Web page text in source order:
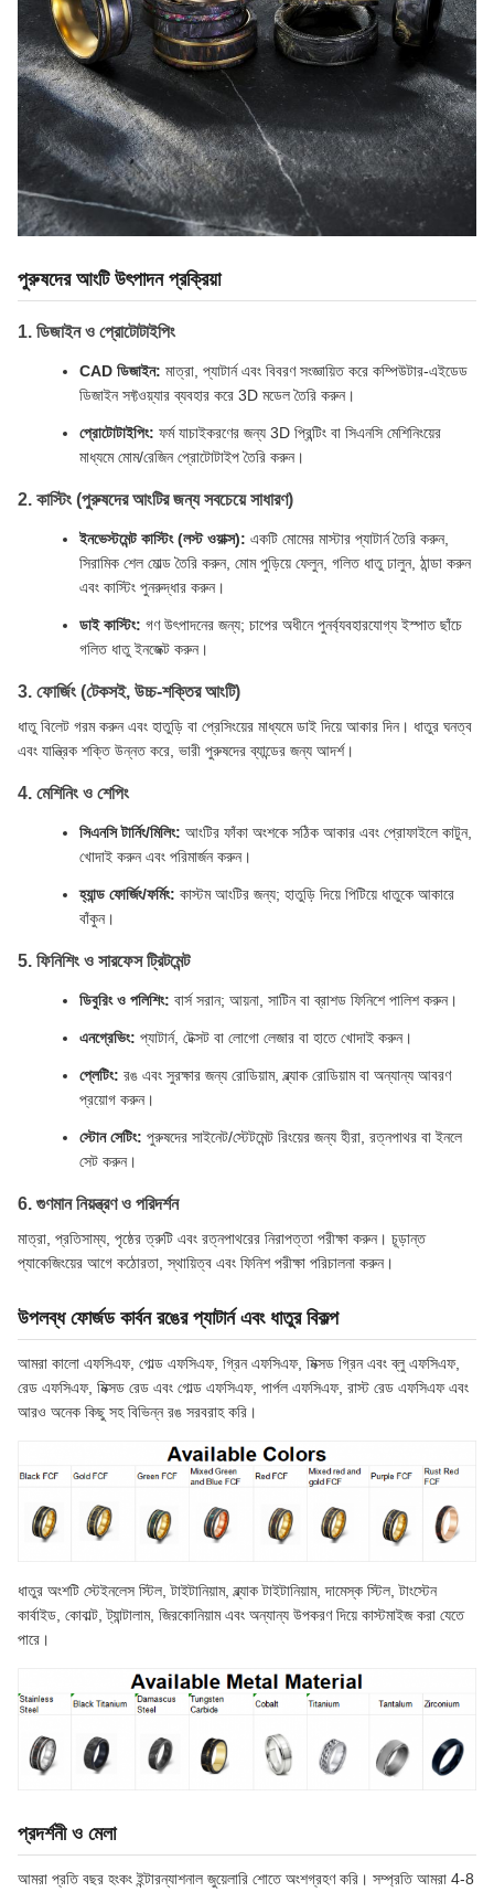
পুরুষদের আংটি উৎপাদন প্রক্রিয়া
1. ডিজাইন ও প্রোটোটাইপিং
CAD ডিজাইন: মাত্রা, প্যাটার্ন এবং বিবরণ সংজ্ঞায়িত করে কম্পিউটার-এইডেড
ডিজাইন সফ্টওয়্যার ব্যবহার করে 3D মডেল তৈরি করুন।
প্রোটোটাইপিং: ফর্ম যাচাইকরণের জন্য 3D প্রিন্টিং বা সিএনসি মেশিনিংয়ের
মাধ্যমে মোম/রেজিন প্রোটোটাইপ তৈরি করুন।
2. কাস্টিং (পুরুষদের আংটির জন্য সবচেয়ে সাধারণ)
ইনভেস্টমেন্ট কাস্টিং (লস্ট ওয়াক্স): একটি মোমের মাস্টার প্যাটার্ন তৈরি করুন,
সিরামিক শেল মোল্ড তৈরি করুন, মোম পুড়িয়ে ফেলুন, গলিত ধাতু ঢালুন, ঠান্ডা করুন
এবং কাস্টিং পুনরুদ্ধার করুন।
ডাই কাস্টিং: গণ উৎপাদনের জন্য; চাপের অধীনে পুনর্ব্যবহারযোগ্য ইস্পাত ছাঁচে
গলিত ধাতু ইনজেক্ট করুন।
3. ফোর্জিং (টেকসই, উচ্চ-শক্তির আংটি)
ধাতু বিলেট গরম করুন এবং হাতুড়ি বা প্রেসিংয়ের মাধ্যমে ডাই দিয়ে আকার দিন। ধাতুর ঘনত্ব
এবং যান্ত্রিক শক্তি উন্নত করে, ভারী পুরুষদের ব্যান্ডের জন্য আদর্শ।
4. মেশিনিং ও শেপিং
সিএনসি টার্নিং/মিলিং: আংটির ফাঁকা অংশকে সঠিক আকার এবং প্রোফাইলে কাটুন,
খোদাই করুন এবং পরিমার্জন করুন।
হ্যান্ড ফোর্জিং/ফর্মিং: কাস্টম আংটির জন্য; হাতুড়ি দিয়ে পিটিয়ে ধাতুকে আকারে
বাঁকুন।
5. ফিনিশিং ও সারফেস ট্রিটমেন্ট
ডিবুরিং ও পলিশিং: বার্স সরান; আয়না, সাটিন বা ব্রাশড ফিনিশে পালিশ করুন।
এনগ্রেভিং: প্যাটার্ন, টেক্সট বা লোগো লেজার বা হাতে খোদাই করুন।
প্লেটিং: রঙ এবং সুরক্ষার জন্য রোডিয়াম, ব্ল্যাক রোডিয়াম বা অন্যান্য আবরণ
প্রয়োগ করুন।
স্টোন সেটিং: পুরুষদের সাইনেট/স্টেটমেন্ট রিংয়ের জন্য হীরা, রত্নপাথর বা ইনলে
সেট করুন।
6. গুণমান নিয়ন্ত্রণ ও পরিদর্শন
মাত্রা, প্রতিসাম্য, পৃষ্ঠের ত্রুটি এবং রত্নপাথরের নিরাপত্তা পরীক্ষা করুন। চূড়ান্ত
প্যাকেজিংয়ের আগে কঠোরতা, স্থায়িত্ব এবং ফিনিশ পরীক্ষা পরিচালনা করুন।
উপলব্ধ ফোর্জড কার্বন রঙের প্যাটার্ন এবং ধাতুর বিকল্প
আমরা কালো এফসিএফ, গোল্ড এফসিএফ, গ্রিন এফসিএফ, মিক্সড গ্রিন এবং ব্লু এফসিএফ,
রেড এফসিএফ, মিক্সড রেড এবং গোল্ড এফসিএফ, পার্পল এফসিএফ, রাস্ট রেড এফসিএফ এবং
আরও অনেক কিছু সহ বিভিন্ন রঙ সরবরাহ করি।
ধাতুর অংশটি স্টেইনলেস স্টিল, টাইটানিয়াম, ব্ল্যাক টাইটানিয়াম, দামেস্ক স্টিল, টাংস্টেন
কার্বাইড, কোবাল্ট, ট্যান্টালাম, জিরকোনিয়াম এবং অন্যান্য উপকরণ দিয়ে কাস্টমাইজ করা যেতে
পারে।
প্রদর্শনী ও মেলা
আমরা প্রতি বছর হংকং ইন্টারন্যাশনাল জুয়েলারি শোতে অংশগ্রহণ করি। সম্প্রতি আমরা 4-8